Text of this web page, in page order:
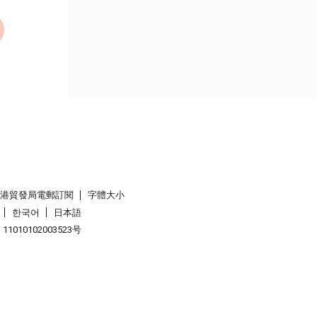
貿發局電郵訂閱
字體大小
한국어
日本語
号